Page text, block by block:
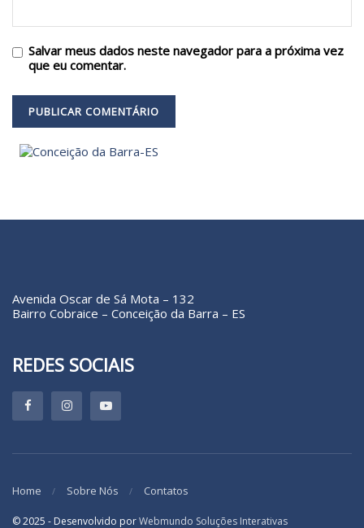
Salvar meus dados neste navegador para a próxima vez
que eu comentar.
Avenida Oscar de Sá Mota – 132
Bairro Cobraice – Conceição da Barra – ES
REDES SOCIAIS
Home Sobre Nós Contatos
© 2025 - Desenvolvido porWebmundo Soluções Interativas